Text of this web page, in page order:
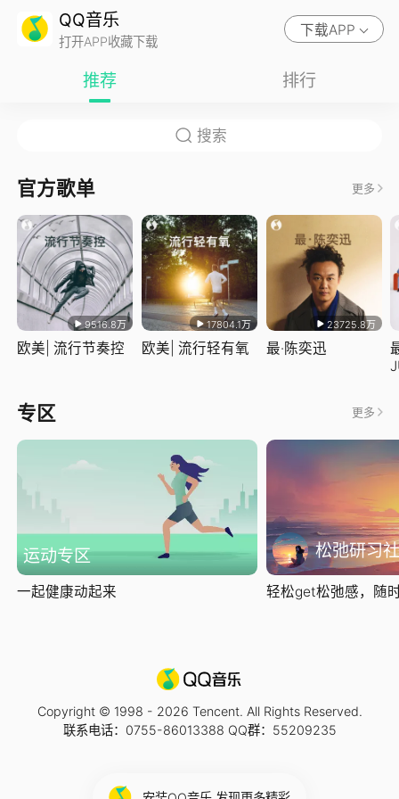
QQ音乐
打开APP收藏下载
下载APP
推荐 排行
官方歌单 更多
9516.8万
欧美| 流行节奏控
17804.1万
欧美| 流行轻有氧
23725.8万
最·陈奕迅
专区 更多
运动专区
一起健康动起来
松弛研习社
轻松get松弛感，随
Copyright © 1998 - 2026 Tencent. All Rights Reserved.
联系电话：0755-86013388 QQ群：55209235